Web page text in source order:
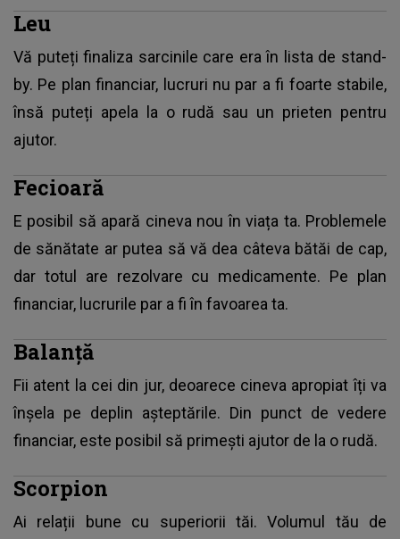
Leu
Vă puteți finaliza sarcinile care era în lista de stand-
by. Pe plan financiar, lucruri nu par a fi foarte stabile,
însă puteți apela la o rudă sau un prieten pentru
ajutor.
Fecioară
E posibil să apară cineva nou în viața ta. Problemele
de sănătate ar putea să vă dea câteva bătăi de cap,
dar totul are rezolvare cu medicamente. Pe plan
financiar, lucrurile par a fi în favoarea ta.
Balanță
Fii atent la cei din jur, deoarece cineva apropiat îți va
înșela pe deplin așteptările. Din punct de vedere
financiar, este posibil să primești ajutor de la o rudă.
Scorpion
Ai relații bune cu superiorii tăi. Volumul tău de